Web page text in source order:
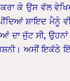
ਕੇ ਉਸ ਵੱਲ
ਸ਼ਾਇਦ ਮੈਨੂੰ
ਦਾ ਜੁੱਟ ਸੀ,
ਅਸੀਂ ਇਕੱਠੇ